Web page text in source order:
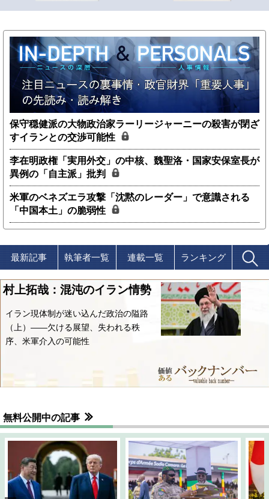
保守穏健派の大物政治家ラーリージャーニーの殺害が閉ざ
すイランとの交渉可能性
李在明政権「実用外交」の中核、魏聖洛・国家安保室長が
異例の「自主派」批判
米軍のベネズエラ攻撃「沈黙のレーダー」で意識される
「中国本土」の脆弱性
最新記事 執筆者一覧 連載一覧 ランキング
村上拓哉：混沌のイラン情勢
イラン現体制が迷い込んだ政治の隘路
（上）――欠ける展望、失われる秩
序、米軍介入の可能性
無料公開中の記事